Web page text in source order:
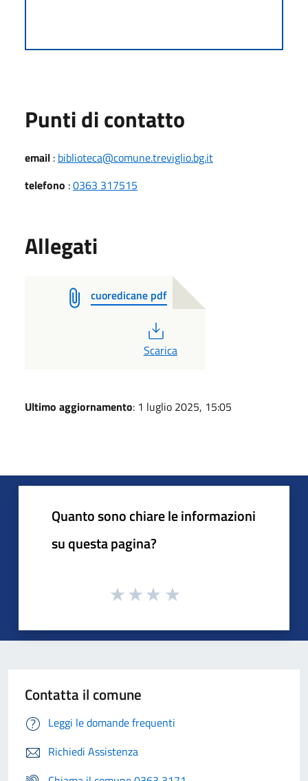
Punti di contatto
email : biblioteca@comune.treviglio.bg.it
telefono :0363 317515
Allegati
cuoredicane pdf
PDF
Scarica
Ultimo aggiornamento: 1 luglio 2025, 15:05
Quanto sono chiare le informazioni
su questa pagina?
Contatta il comune
Leggi le domande frequenti
Richiedi Assistenza